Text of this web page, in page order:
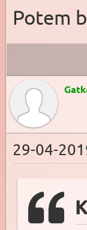
Potem
29-04-